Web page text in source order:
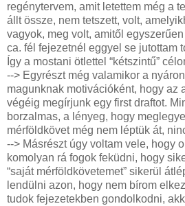
regénytervem, amit letettem még a
állt össze, nem tetszett, volt,
vagyok, meg volt, amitől
ca. fél fejezetnél eggyel se jutottam
Így a mostani ötlettel “kétszintű”
--> Egyrészt még valamikor a
magunknak motivációként, hogy az
végéig megírjunk egy first draftot.
borzalmas, a lényeg, hogy
mérföldkövet még nem léptük át,
--> Másrészt úgy voltam vele, hogy
komolyan rá fogok feküdni, hogy
“saját mérföldkövetemet” sikerül
lendülni azon, hogy nem bírom
tudok fejezetekben gondolkodni,